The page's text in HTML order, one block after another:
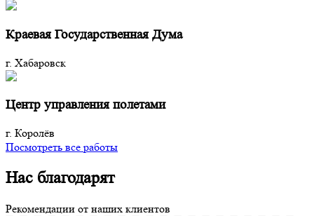
Краевая Государственная Дума
г. Хабаровск
Центр управления полетами
г. Королёв
Посмотреть все работы
Нас благодарят
Рекомендации от наших клиентов